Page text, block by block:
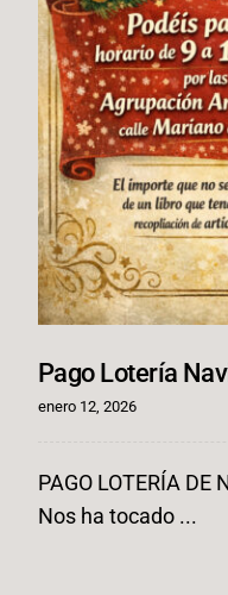
Pago Lotería
enero 12, 2026
PAGO LOTERÍA DE
Nos ha tocado ...